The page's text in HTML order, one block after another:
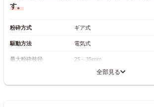
す。
粉砕方式 ギア式
駆動方法 電気式
最大粉砕枝径 25～35mm
全部見る